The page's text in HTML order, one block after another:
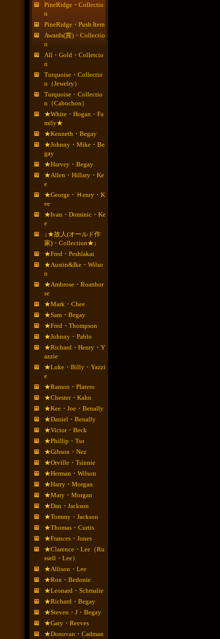
PineRidge・Collectio
n
PineRidge・Push Item
Awards(賞)・Collectio
n
All・Gold・Colletcio
n
Turquoise・Collectio
n（Jewelry）
Turquoise・Collectio
n（Cabochon）
★White・Hogan・Fa
mily★
★Kenneth・Begay
★Johnny・Mike・Be
gay
★Harvey・Begay
★Allen・Hillary・Ke
e
★George・Ｈenry・K
ee
★Ivan・Dominic・Ke
e
↓★故人(オールド作
家)・Collection★↓
★Fred・Peshlakai
★Austin&Ike・Wilso
n
★Ambrose・Roanhor
se
★Mark・Chee
★Sam・Begay
★Fred・Thompson
★Johnny・Pablo
★Richard・Henry・Y
azzie
★Luke・Billy・Yazzi
e
★Ramon・Platero
★Chester・Kahn
★Kee・Joe・Benally
★Daniel・Benally
★Victor・Beck
★Phillip・Tso
★Gibson・Nez
★Orville・Tsinnie
★Herman・Wilson
★Harry・Morgan
★Mary・Morgan
★Dan・Jackson
★Tommy・Jackson
★Thomas・Curtis
★Frances・Jones
★Clarence・Lee（Ru
ssell・Lee）
★Allison・Lee
★Ron・Bedonie
★Leonard・Schmalie
★Richard・Begay
★Steven・J・Begay
★Gary・Reeves
★Donovan・Cadman